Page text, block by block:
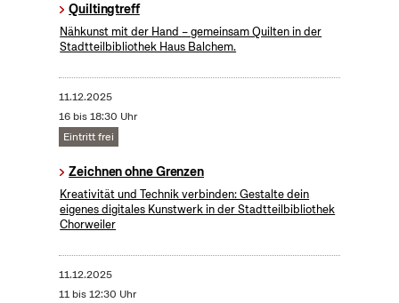
Quiltingtreff
Nähkunst mit der Hand – gemeinsam Quilten in der
Stadtteilbibliothek Haus Balchem.
11.12.2025
16 bis 18:30 Uhr
Eintritt frei
Zeichnen ohne Grenzen
Kreativität und Technik verbinden: Gestalte dein
eigenes digitales Kunstwerk in der Stadtteilbibliothek
Chorweiler
11.12.2025
11 bis 12:30 Uhr